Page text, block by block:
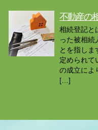
不動産の
相続登記と
った被相続
とを指しま
定められて
の成立によ
[…]